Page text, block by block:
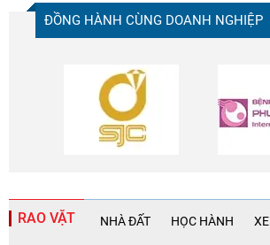
đồng phục đại học văn hiến
mẫu đồng phục spa đẹp
Áo sơ mi đồng phục đẹp 2026
Thuê áo dài kỷ yếuHCM
ĐỒNG HÀNH CÙNG DOANH NGHIỆP
RAO VẶT NHÀ ĐẤT HỌC HÀNH XE